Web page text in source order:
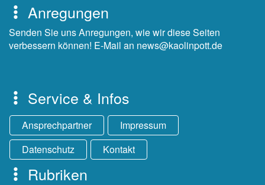
Anregungen
Senden Sie uns Anregungen, wie wir diese Seiten
verbessern können! E-Mail an news@kaolinpott.de
Service & Infos
Ansprechpartner
Impressum
Datenschutz
Kontakt
Rubriken